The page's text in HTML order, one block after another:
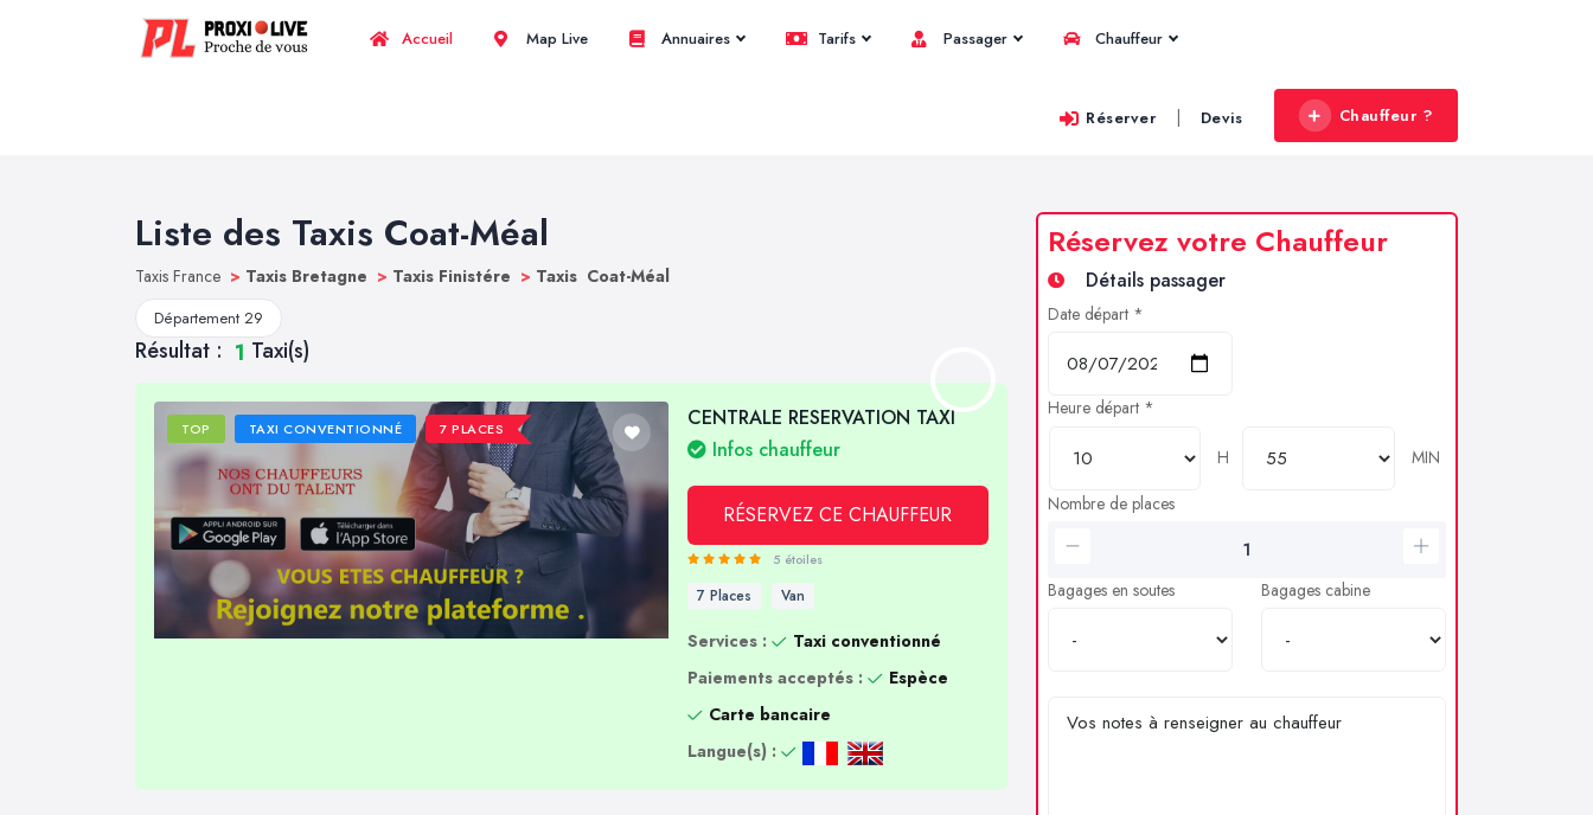
Accueil Map Live Annuaires Tarifs Passager Chauffeur
Réserver | Devis Chauffeur ?
Liste des Taxis Coat-Méal
Taxis France > Taxis Bretagne > Taxis Finistére > Taxis Coat-Méal
Département 29
Résultat : 1 Taxi(s)
TOP TAXI CONVENTIONNÉ 7 PLACES
CENTRALE RESERVATION TAXI
Infos chauffeur
RÉSERVEZ CE CHAUFFEUR
5 étoiles
7 Places Van
Services :
Taxi conventionné
Paiements acceptés :
Espèce
Carte bancaire
Langue(s) :
Réservez votre Chauffeur
Détails passager
Date départ *
Heure départ *
H
MIN
Nombre de places
Bagages en soutes Bagages cabine